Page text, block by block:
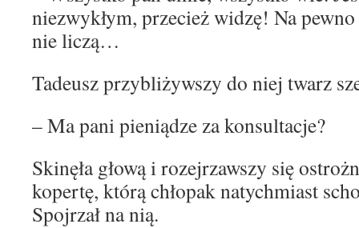
niezwykłym, przecież widzę! Na
nie liczą…
Tadeusz przybliżywszy do niej twarz
– Ma pani pieniądze za konsultacje?
Skinęła głową i rozejrzawszy się
kopertę, którą chłopak natychmiast
Spojrzał na nią.